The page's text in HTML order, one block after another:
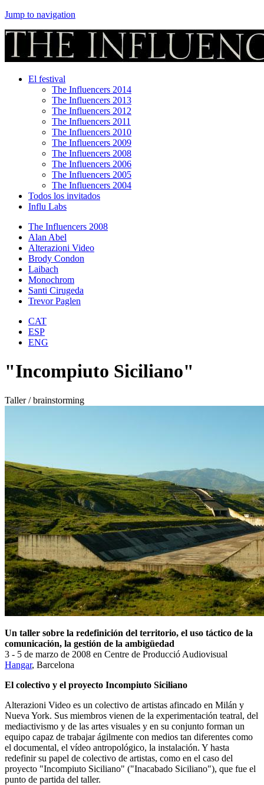
Jump to navigation
El festival
The Influencers 2014
The Influencers 2013
The Influencers 2012
The Influencers 2011
The Influencers 2010
The Influencers 2009
The Influencers 2008
The Influencers 2006
The Influencers 2005
The Influencers 2004
Todos los invitados
Influ Labs
The Influencers 2008
Alan Abel
Alterazioni Video
Brody Condon
Laibach
Monochrom
Santi Cirugeda
Trevor Paglen
CAT
ESP
ENG
"Incompiuto Siciliano"
Taller / brainstorming
Un taller sobre la redefinición del territorio, el uso táctico de la
comunicación, la gestión de la ambigüedad
3 - 5 de marzo de 2008 en Centre de Producció Audiovisual
Hangar, Barcelona
El colectivo y el proyecto Incompiuto Siciliano
Alterazioni Video es un colectivo de artistas afincado en Milán y
Nueva York. Sus miembros vienen de la experimentación teatral, del
mediactivismo y de las artes visuales y en su conjunto forman un
equipo capaz de trabajar ágilmente con medios tan diferentes como
el documental, el vídeo antropológico, la instalación. Y hasta
redefinir su papel de colectivo de artistas, como en el caso del
proyecto "Incompiuto Siciliano" ("Inacabado Siciliano"), que fue el
punto de partida del taller.